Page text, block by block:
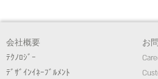
会社概要
ﾃｸﾉﾛｼﾞｰ
ﾃﾞｻﾞｲﾝｲﾈｰﾌﾞﾙﾒﾝﾄ
お